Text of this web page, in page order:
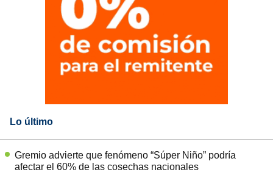
Lo último
Gremio advierte que fenómeno “Súper Niño” podría
afectar el 60% de las cosechas nacionales